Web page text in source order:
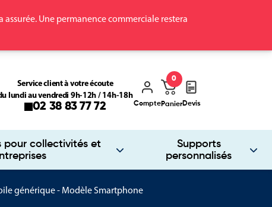
Une permanence commerciale restera
pour collectivités et
Supports
personnalisés
Service client à votre écoute
lundi au vendredi 9h-12h / 14h-18h
02 38 83 77 72 ComptePanier
0
Devis
générique - Modèle Smartphone